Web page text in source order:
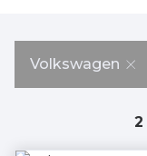
Volkswagen
2